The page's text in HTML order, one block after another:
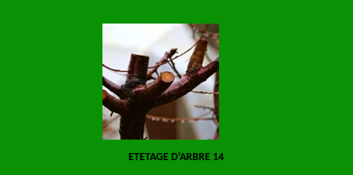
ETETAGE D'ARBRE 14